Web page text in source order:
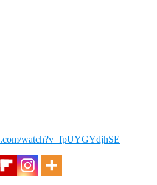
watch?v=fpUYGYdjhSE